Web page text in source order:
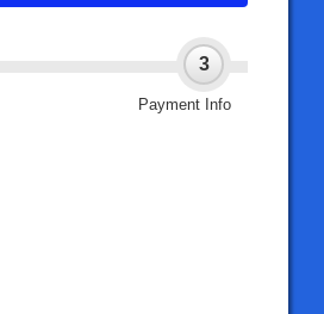
3
Payment Info